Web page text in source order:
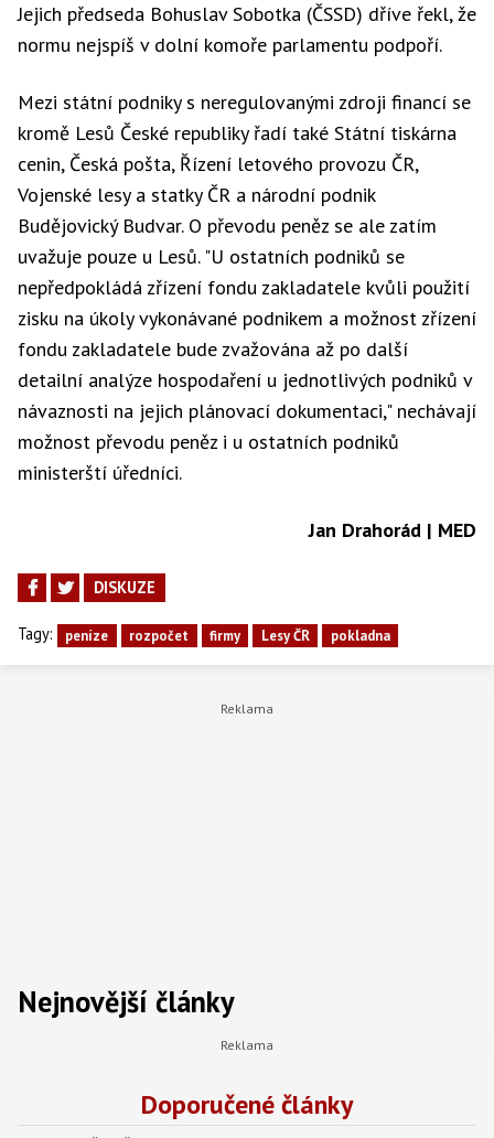
Jejich předseda Bohuslav Sobotka (ČSSD) dříve řekl, že
normu nejspíš v dolní komoře parlamentu podpoří.
Mezi státní podniky s neregulovanými zdroji financí se
kromě Lesů České republiky řadí také Státní tiskárna
cenin, Česká pošta, Řízení letového provozu ČR,
Vojenské lesy a statky ČR a národní podnik
Budějovický Budvar. O převodu peněz se ale zatím
uvažuje pouze u Lesů. "U ostatních podniků se
nepředpokládá zřízení fondu zakladatele kvůli použití
zisku na úkoly vykonávané podnikem a možnost zřízení
fondu zakladatele bude zvažována až po další
detailní analýze hospodaření u jednotlivých podniků v
návaznosti na jejich plánovací dokumentaci," nechávají
možnost převodu peněz i u ostatních podniků
ministerští úředníci.
Jan Drahorád | MED
DISKUZE
Tagy: peníze rozpočet firmy Lesy ČR pokladna
Nejnovější články
Doporučené články